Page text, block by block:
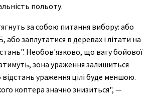
польоту.
за собою питання вибору: або
або заплутатися в деревах і літати на
Необов'язково, що вагу бойової
зона ураження залишиться
ураження цілі буде меншою.
коптера значно знизиться", —